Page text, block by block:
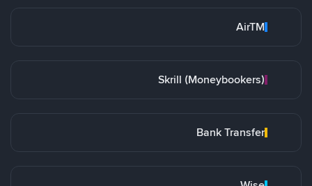
AirTM
Skrill (Moneybookers)
Bank Transfer